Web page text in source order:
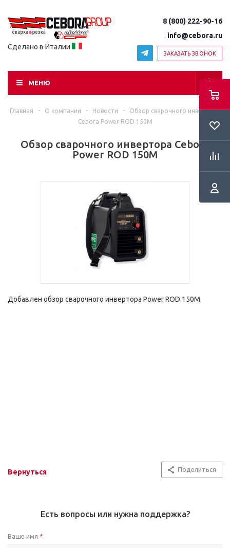
Сделано в Италии
8 (800) 222-90-16
info@cebora.ru
ЗАКАЗАТЬ ЗВОНОК
МЕНЮ
Главная - О компании - Новости -
Обзор сварочного инвертора
Cebora Power ROD 150M
Обзор сварочного инвертора Cebora
Power ROD 150M
Добавлен обзор сварочного инвертора Power ROD 150M.
Вернуться Поделиться
Есть вопросы или нужна поддержка?
Ваше имя *